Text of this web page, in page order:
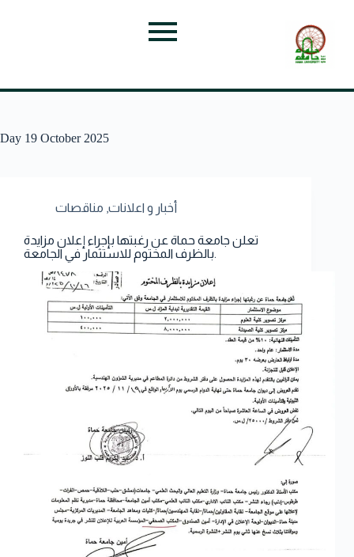
Day 19 October 2025
أخبار و اعلانات, مناقصات
تعلن جامعة حماة عن رغبتها بإجراء إعلان مزايدة
بالظرف المختوم للاستثمار في الجامعة.